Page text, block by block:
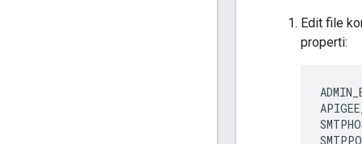
Edit file
properti: